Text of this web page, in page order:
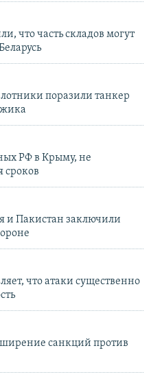
что часть складов могут
поразили танкер
РФ в Крыму, не
сроков
и Пакистан заключили
что атаки существенно
санкций против